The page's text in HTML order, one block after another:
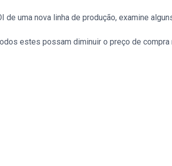
uma nova linha de produção, examine
estes possam diminuir o preço de compra